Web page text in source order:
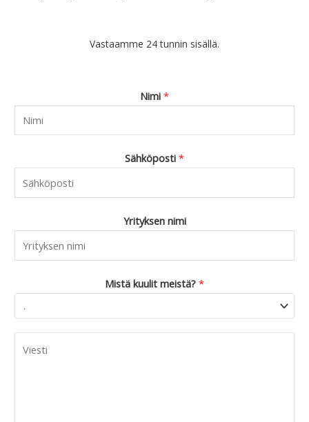
Vastaamme 24 tunnin sisällä.
Nimi *
Sähköposti *
Yrityksen nimi
Mistä kuulit meistä? *